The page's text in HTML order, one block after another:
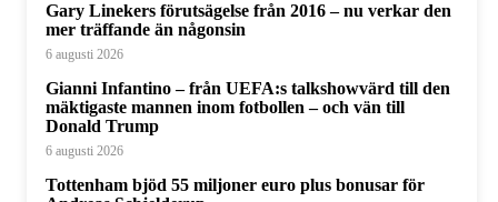
Gary Linekers förutsägelse från 2016 – nu verkar den
mer träffande än någonsin
6 augusti 2026
Gianni Infantino – från UEFA:s talkshowvärd till den
mäktigaste mannen inom fotbollen – och vän till
Donald Trump
6 augusti 2026
Tottenham bjöd 55 miljoner euro plus bonusar för